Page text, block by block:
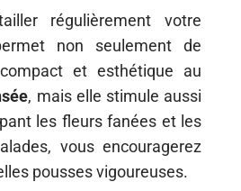
régulièrement votre
non seulement de
et esthétique au
, mais elle stimule aussi
les fleurs fanées et les
vous encouragerez
pousses vigoureuses.